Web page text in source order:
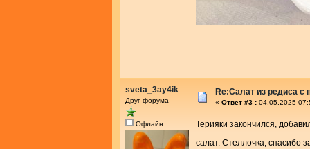
sveta_3ay4ik
Друг форума
Офлайн
Re:Салат из редиса
« Ответ #3 : 04.05.2025
Терияки закончился,
салат. Стеллочка, спасибо